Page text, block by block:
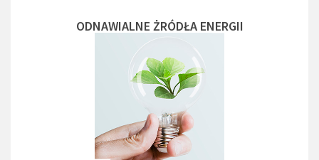
ODNAWIALNE ŻRÓDŁA ENERGII